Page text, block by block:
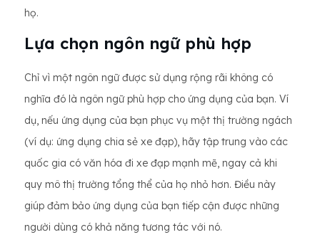
họ.
Lựa chọn ngôn ngữ phù hợp
Chỉ vì một ngôn ngữ được sử dụng rộng rãi không có
nghĩa đó là ngôn ngữ phù hợp cho ứng dụng của bạn. Ví
dụ, nếu ứng dụng của bạn phục vụ một thị trường ngách
(ví dụ: ứng dụng chia sẻ xe đạp), hãy tập trung vào các
quốc gia có văn hóa đi xe đạp mạnh mẽ, ngay cả khi
quy mô thị trường tổng thể của họ nhỏ hơn. Điều này
giúp đảm bảo ứng dụng của bạn tiếp cận được những
người dùng có khả năng tương tác với nó.